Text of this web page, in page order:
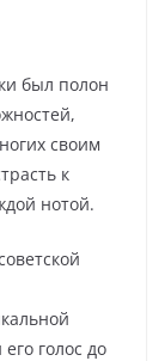
был полон
своим
к
нотой.
голос до